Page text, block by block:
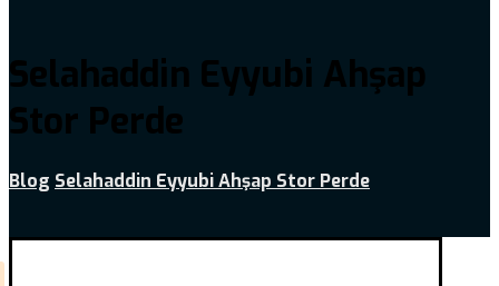
Selahaddin Eyyubi Ahşap
Stor Perde
Blog Selahaddin Eyyubi Ahşap Stor Perde